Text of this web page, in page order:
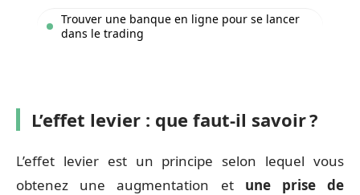
Trouver une banque en ligne pour se lancer
dans le trading
L’effet levier : que faut-il savoir ?
L’effet levier est un principe selon lequel vous
obtenez une augmentation et une prise de